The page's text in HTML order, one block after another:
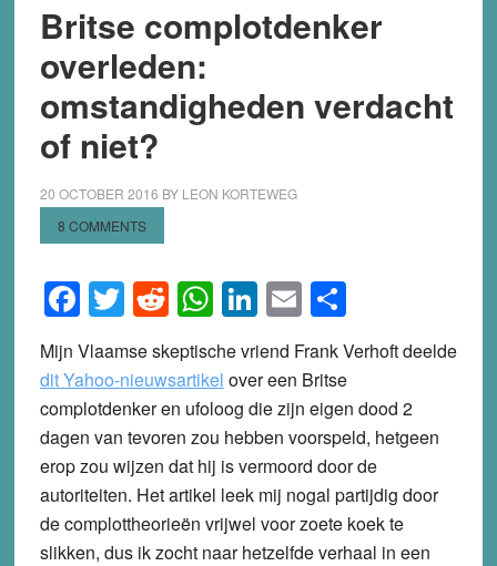
Britse complotdenker
overleden:
omstandigheden verdacht
of niet?
20 OCTOBER 2016 BY LEON KORTEWEG
8 COMMENTS
Facebook
Twitter
Reddit
WhatsApp
LinkedIn
EmailShare
Mijn Vlaamse skeptische vriend Frank Verhoft deelde
dit Yahoo-nieuwsartikel over een Britse
complotdenker en ufoloog die zijn eigen dood 2
dagen van tevoren zou hebben voorspeld, hetgeen
erop zou wijzen dat hij is vermoord door de
autoriteiten. Het artikel leek mij nogal partijdig door
de complottheorieën vrijwel voor zoete koek te
slikken, dus ik zocht naar hetzelfde verhaal in een